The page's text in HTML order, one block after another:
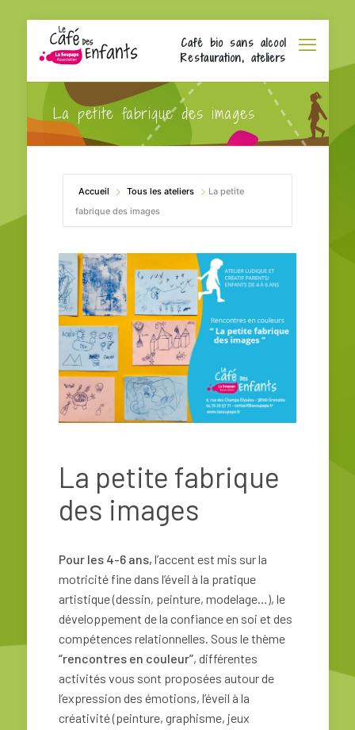
Café bio sans alcool
Restauration, ateliers
La petite fabrique des images
Accueil Tous les ateliers
La petite
fabrique des images
La petite fabrique
des images
Pour les 4-6 ans, l’accent est mis sur la
motricité fine dans l’éveil à la pratique
artistique (dessin, peinture, modelage…), le
développement de la confiance en soi et des
compétences relationnelles. Sous le thème
“rencontres en couleur”, différentes
activités vous sont proposées autour de
l’expression des émotions, l’éveil à la
créativité (peinture, graphisme, jeux